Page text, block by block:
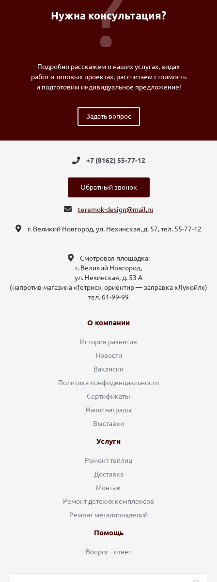
Нужна консультация?
Подробно расскажем о наших услугах, видах
работ и типовых проектах, рассчитаем стоимость
и подготовим индивидуальное предложение!
Задать вопрос
+7 (8162) 55-77-12
Обратный звонок
teremok-design@mail.ru
г. Великий Новгород, ул. Нехинская, д. 57, тел. 55-77-12
Смотровая площадка:
г. Великий Новгород,
ул. Нехинская, д. 53 А
(напротив магазина «Тетрис», ориентир — заправка «Лукойл»)
тел. 61-99-99
О компании
История развития
Новости
Вакансии
Политика конфиденциальности
Сертификаты
Наши награды
Выставки
Услуги
Ремонт теплиц
Доставка
Монтаж
Ремонт детских комплексов
Ремонт металлоизделий
Помощь
Вопрос - ответ